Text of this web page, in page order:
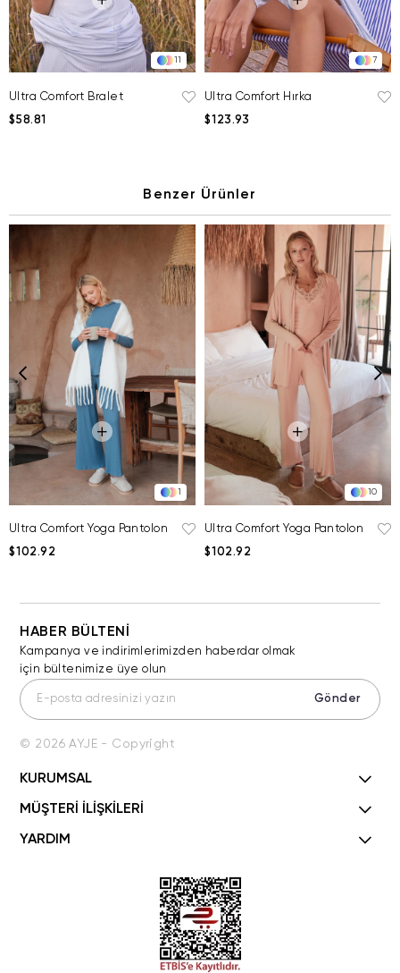
11
Ultra Comfort Bralet
$58.81
7
Ultra Comfort Hırka
$123.93
Benzer Ürünler
1
Ultra Comfort Yoga Pantolon
$102.92
10
Ultra Comfort Yoga Pantolon
$102.92
HABER BÜLTENİ
Kampanya ve indirimlerimizden haberdar olmak
için bültenimize üye olun
Gönder
© 2026 AYJE - Copyright
KURUMSAL
MÜŞTERİ İLİŞKİLERİ
YARDIM